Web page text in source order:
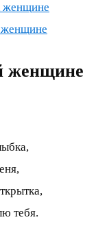
женщине
женщине
женщине
тебя.